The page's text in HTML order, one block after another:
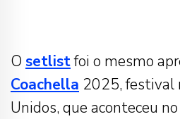
O setlistfoi o mesmo
Coachella 2025, festival
Unidos, que aconteceu